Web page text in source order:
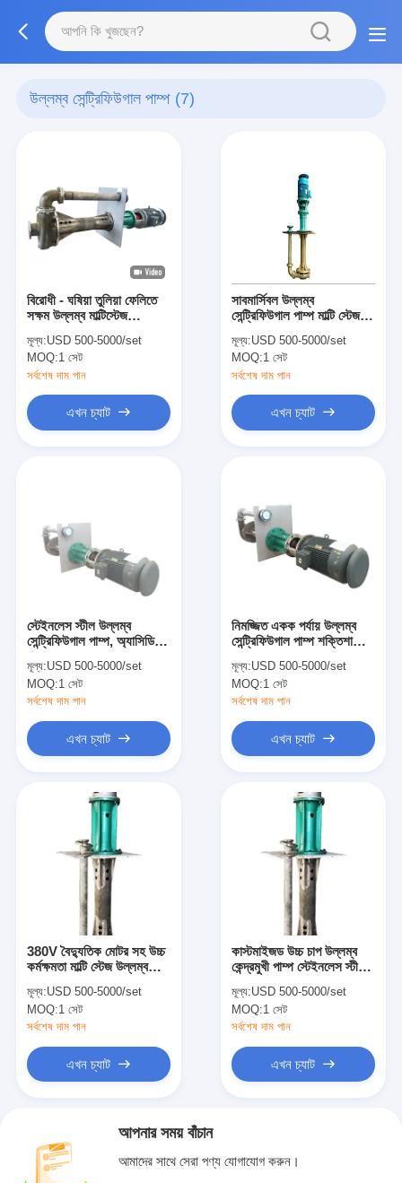
উল্লম্ব সেন্ট্রিফিউগাল পাম্প (7)
বিরোধী - ঘষিয়া তুলিয়া ফেলিতে
সক্ষম উল্লম্ব মাল্টিস্টেজ
রাসায়নিক পাম্প
মূল্য:USD 500-5000/set
MOQ:1 সেট
সর্বশেষ দাম পান
এখন চ্যাট
সাবমার্সিবল উল্লম্ব
সেন্ট্রিফিউগাল পাম্প মাল্টি স্টেজ
মূল্য:USD 500-5000/set
MOQ:1 সেট
সর্বশেষ দাম পান
এখন চ্যাট
স্টেইনলেস স্টীল উল্লম্ব
সেন্ট্রিফিউগাল পাম্প, অ্যাসিডিক
সেন্ট্রিফুগাল পাম্প
মূল্য:USD 500-5000/set
MOQ:1 সেট
সর্বশেষ দাম পান
এখন চ্যাট
নিমজ্জিত একক পর্যায় উল্লম্ব
সেন্ট্রিফিউগাল পাম্প শক্তিশালী
মূল্য:USD 500-5000/set
MOQ:1 সেট
সর্বশেষ দাম পান
এখন চ্যাট
380V বৈদ্যুতিক মোটর সহ উচ্চ
কর্মক্ষমতা মাল্টি স্টেজ উল্লম্ব
মূল্য:USD 500-5000/set
MOQ:1 সেট
সর্বশেষ দাম পান
এখন চ্যাট
কাস্টমাইজড উচ্চ চাপ উল্লম্ব
কেন্দ্রমুখী পাম্প স্টেইনলেস স্টীল
মূল্য:USD 500-5000/set
MOQ:1 সেট
সর্বশেষ দাম পান
এখন চ্যাট
আপনার সময় বাঁচান
আমাদের সাথে সেরা পণ্য যোগাযোগ করুন।